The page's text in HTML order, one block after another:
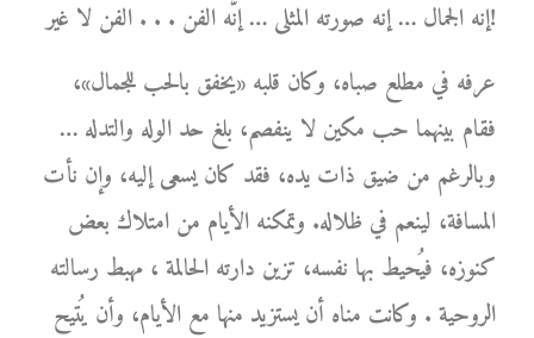
إنه الجمال … إنه صورته المثلى … إنَّه الفن . . . الفن لا غير!
عرفه في مطلع صباه، وكان قلبه «يخفق بالحب للجمال»،
فقام بينهما حب مكين لا ينفصم، بلغ حد الوله والتدله …
وبالرغم من ضيق ذات يده، فقد كان يسعى إليه، وإن نأت
المسافة، لينعم في ظلاله. وتمكنه الأيام من امتلاك بعض
كنوزه، فيُحيط بها نفسه، تزين دارته الحالمة ، مهبط رسالته
الروحية . وكانت مناه أن يستزيد منها مع الأيام، وأن يُتيح